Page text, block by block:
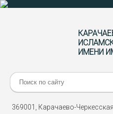
ИМЕНИ
Поиск:
369001, Карачаево-